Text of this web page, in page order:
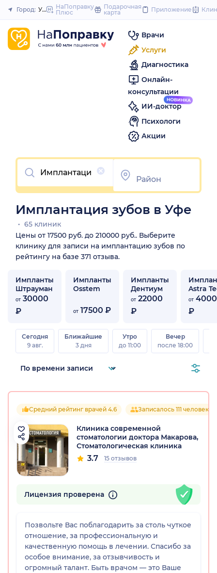
to
Закрыть
Город: Уфа
НаПоправку
Плюс
Подарочная
карта
Приложение
Врачи
Услуги
Диагностика
Онлайн-
консультации
ИИ-доктор
Психологи
Акции
Очистить
Имплантация зубов в Уфе
65 клиник
Цены от 17500 руб. до 210000 руб.. Выберите
клинику для записи на имплантацию зубов по
рейтингу на базе 371 отзыва.
Импланты
Штрауман
от 30000
₽
Импланты
Osstem
от 17500 ₽
Импланты
Дентиум
от 22000
₽
Astra
от
₽
Сегодня
9 авг.
Ближайшие
3 дня
Утро
до 11:00
Вечер
после 18:00
Средний рейтинг врачей 4.6 Записалось 111 человек
Клиника современной
стоматологии доктора Макарова,
Стоматологическая клиника
3.7 15 отзывов
Лицензия проверена
Позвольте Вас поблагодарить за столь чуткое
отношение, за профессиональную и
качественную помощь в лечении. Спасибо за
особое внимание, за отзывчивость и
огромный талант. Быть врачом — это Ваше